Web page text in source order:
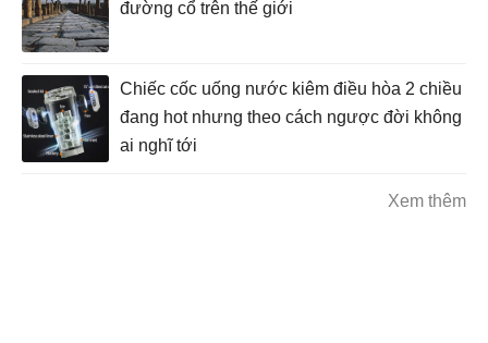
đường cổ trên thế giới
Chiếc cốc uống nước kiêm điều hòa 2 chiều
đang hot nhưng theo cách ngược đời không
ai nghĩ tới
Xem thêm